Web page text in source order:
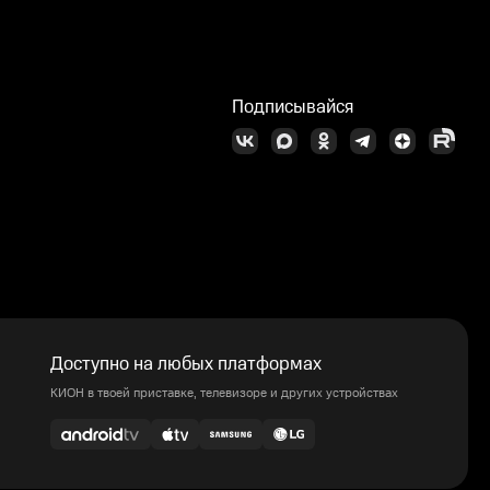
Подписывайся
Доступно на любых платформах
КИОН в твоей приставке, телевизоре и других устройствах